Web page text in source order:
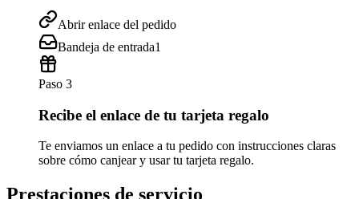
Abrir enlace del pedido
Bandeja de entrada1
Paso 3
Recibe el enlace de tu tarjeta regalo
Te enviamos un enlace a tu pedido con instrucciones claras
sobre cómo canjear y usar tu tarjeta regalo.
Prestaciones de servicio